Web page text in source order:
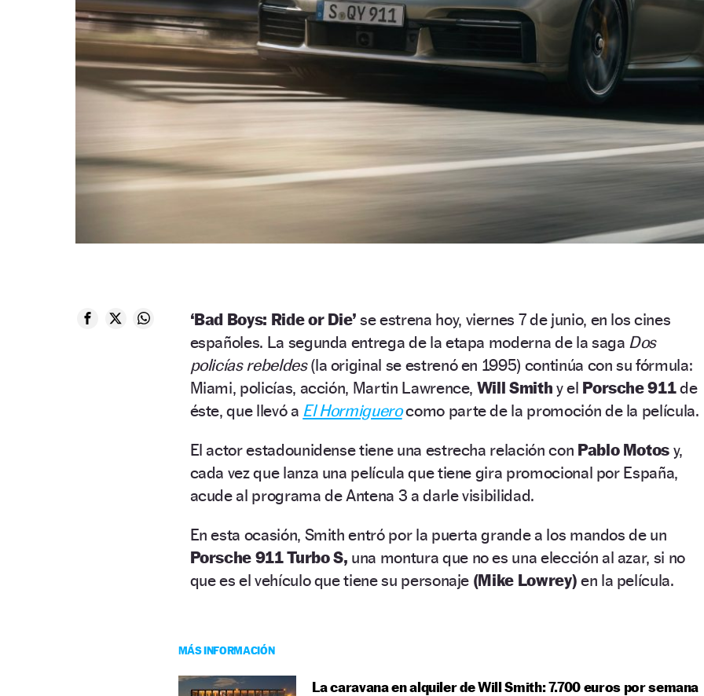
‘Bad Boys: Ride or Die’ se estrena hoy, viernes 7 de junio, en los cines
españoles. La segunda entrega de la etapa moderna de la saga Dos
policías rebeldes(la original se estrenó en 1995) continúa con su fórmula:
Miami, policías, acción, Martin Lawrence, Will Smith y el Porsche 911de
éste, que llevó a El Hormiguerocomo parte de la promoción de la película.
El actor estadounidense tiene una estrecha relación con Pablo Motos y,
cada vez que lanza una película que tiene gira promocional por España,
acude al programa de Antena 3 a darle visibilidad.
En esta ocasión, Smith entró por la puerta grande a los mandos de un
Porsche 911 Turbo S, una montura que no es una elección al azar, si no
que es el vehículo que tiene su personaje (Mike Lowrey) en la película.
MÁS INFORMACIÓN
La caravana en alquiler de Will Smith: 7.700 euros por semana